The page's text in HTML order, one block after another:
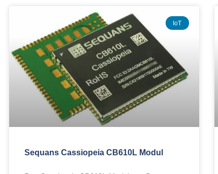
IoT
Sequans Cassiopeia CB610L Modul